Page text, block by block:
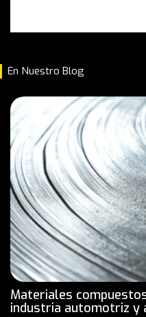
En Nuestro Blog
Materiales
industria automotriz y